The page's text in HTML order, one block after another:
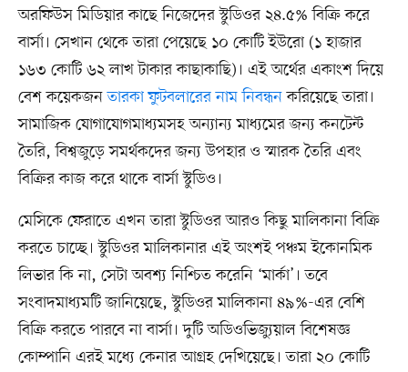
অরফিউস মিডিয়ার কাছে নিজেদের স্টুডিওর ২৪.৫% বিক্রি করে
বার্সা। সেখান থেকে তারা পেয়েছে ১০ কোটি ইউরো (১ হাজার
১৬৩ কোটি ৬২ লাখ টাকার কাছাকাছি)। এই অর্থের একাংশ দিয়ে
বেশ কয়েকজনতারকা ফুটবলারের নাম নিবন্ধনকরিয়েছে তারা।
সামাজিক যোগাযোগমাধ্যমসহ অন্যান্য মাধ্যমের জন্য কনটেন্ট
তৈরি, বিশ্বজুড়ে সমর্থকদের জন্য উপহার ও স্মারক তৈরি এবং
বিক্রির কাজ করে থাকে বার্সা স্টুডিও।
মেসিকে ফেরাতে এখন তারা স্টুডিওর আরও কিছু মালিকানা বিক্রি
করতে চাচ্ছে। স্টুডিওর মালিকানার এই অংশই পঞ্চম ইকোনমিক
লিভার কি না, সেটা অবশ্য নিশ্চিত করেনি ‘মার্কা’। তবে
সংবাদমাধ্যমটি জানিয়েছে, স্টুডিওর মালিকানা ৪৯%-এর বেশি
বিক্রি করতে পারবে না বার্সা। দুটি অডিওভিজ্যুয়াল বিশেষজ্ঞ
কোম্পানি এরই মধ্যে কেনার আগ্রহ দেখিয়েছে। তারা ২০ কোটি